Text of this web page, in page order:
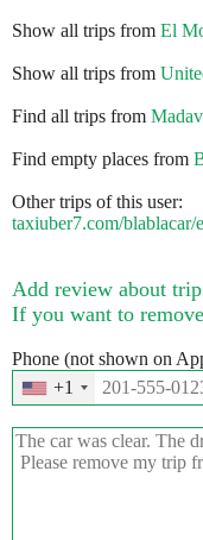
Show all trips from El
Show all trips from
Find all trips from
Find empty places from
Other trips of this user:
taxiuber7.com/blablacar/
Add review about
If you want to
Phone (not shown on
+1